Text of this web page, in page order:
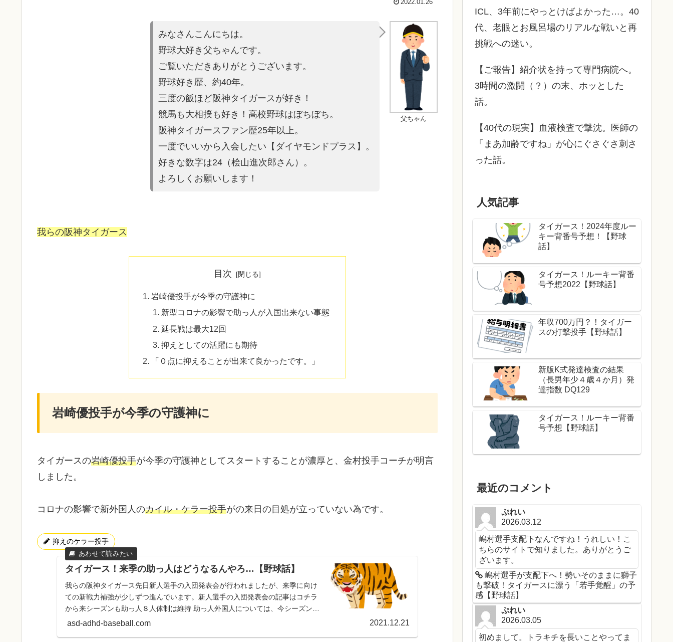
2022.01.26
父ちゃん
みなさんこんにちは。
野球大好き父ちゃんです。
ご覧いただきありがとうございます。
野球好き歴、約40年。
三度の飯ほど阪神タイガースが好き！
競馬も大相撲も好き！高校野球はぼちぼち。
阪神タイガースファン歴25年以上。
一度でいいから入会したい【ダイヤモンドプラス】。
好きな数字は24（桧山進次郎さん）。
よろしくお願いします！
我らの阪神タイガース
目次
岩崎優投手が今季の守護神に
新型コロナの影響で助っ人が入国出来ない事態
延長戦は最大12回
抑えとしての活躍にも期待
「０点に抑えることが出来て良かったです。」
岩崎優投手が今季の守護神に
タイガースの岩崎優投手が今季の守護神としてスタートすることが濃厚と、金村投手コーチが明言
しました。
コロナの影響で新外国人のカイル・ケラー投手がの来日の目処が立っていない為です。
抑えのケラー投手
タイガース！来季の助っ人はどうなるんやろ…【野球話】
我らの阪神タイガース先日新人選手の入団発表会が行われましたが、来季に向け
ての新戦力補強が少しずつ進んでいます。新人選手の入団発表会の記事はコチラ
から来シーズンも助っ人８人体制は維持 助っ人外国人については、今シーズン投
手５人、野手３の８人体...
asd-adhd-baseball.com 2021.12.21
ICL、3年前にやっとけばよかった…。40
代、老眼とお風呂場のリアルな戦いと再
挑戦への迷い。
​【ご報告】紹介状を持って専門病院へ。
3時間の激闘（？）の末、ホッとした
話。
【40代の現実】血液検査で撃沈。医師の
「まあ加齢ですね」が心にぐさぐさ刺さ
った話。
人気記事
タイガース！2024年度ルー
キー背番号予想！【野球
話】
タイガース！ルーキー背番
号予想2022【野球話】
年収700万円？！タイガー
スの打撃投手【野球話】
新版K式発達検査の結果
（長男年少４歳４か月）発
達指数 DQ129
タイガース！ルーキー背番
号予想【野球話】
最近のコメント
ぷれい
2026.03.12
嶋村選手支配下なんですね！うれしい！こ
ちらのサイトで知りました。ありがとうご
ざいます。
嶋村選手が支配下へ！勢いそのままに獅子
も撃破！タイガースに漂う「若手覚醒」の予
感【野球話】
ぷれい
2026.03.05
初めまして。トラキチを長いことやってま